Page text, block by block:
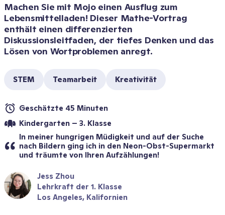
Machen Sie mit Mojo einen Ausflug zum
Lebensmittelladen! Dieser Mathe-Vortrag
enthält einen differenzierten
Diskussionsleitfaden, der tiefes Denken und das
Lösen von Wortproblemen anregt.
STEM Teamarbeit Kreativität
Geschätzte 45 Minuten
Kindergarten – 3. Klasse
In meiner hungrigen Müdigkeit und auf der Suche
nach Bildern ging ich in den Neon-Obst-Supermarkt
und träumte von Ihren Aufzählungen!
Jess Zhou
Lehrkraft der 1. Klasse
Los Angeles, Kalifornien